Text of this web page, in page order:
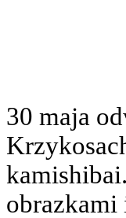
30 maja
obrazkami